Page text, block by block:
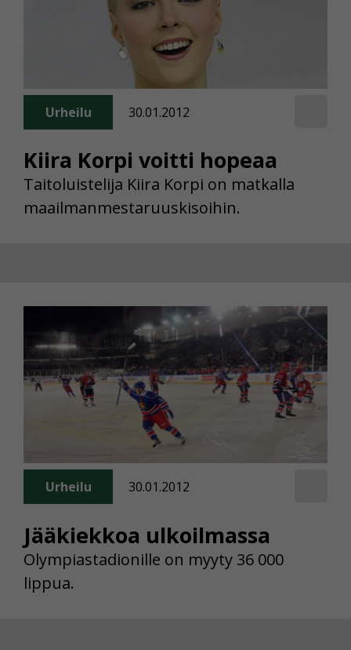
Kiira Korpi voitti hopeaa
Urheilu 30.01.2012
Taitoluistelija Kiira Korpi on matkalla
maailmanmestaruuskisoihin.
Jääkiekkoa ulkoilmassa
Urheilu 30.01.2012
Olympiastadionille on myyty 36 000
lippua.